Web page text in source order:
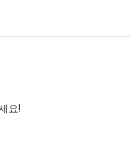
요!